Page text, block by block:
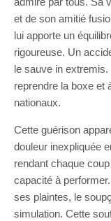
et de son amitié
lui apporte un
rigoureuse. Un
le sauve in
reprendre la boxe et
nationaux.
Cette guérison
douleur inexpliquée
rendant chaque
capacité à
ses plaintes, le
simulation. Cette